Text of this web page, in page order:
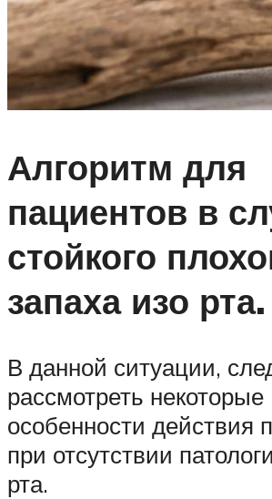
Алгоритм для
пациентов в
стойкого
запаха изо рта.
В данной ситуации,
рассмотреть некоторые
особенности действия
при отсутствии
рта.